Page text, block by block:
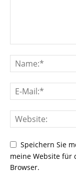
Speichern Sie
meine Website für
Browser.